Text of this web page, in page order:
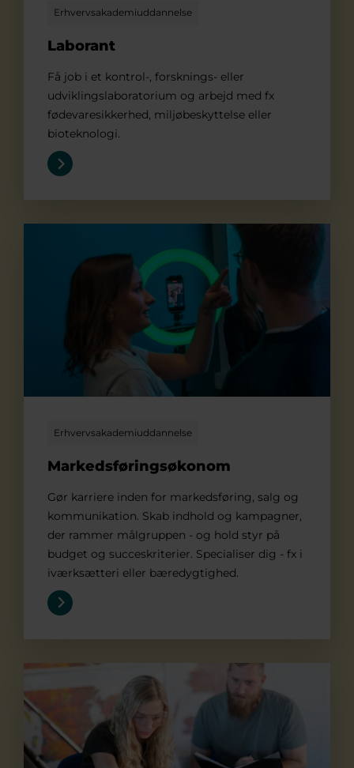
Erhvervsakademiuddannelse
Laborant
Få job i et kontrol-, forsknings- eller
udviklingslaboratorium og arbejd med fx
fødevaresikkerhed, miljøbeskyttelse eller
bioteknologi.
Erhvervsakademiuddannelse
Markedsføringsøkonom
Gør karriere inden for markedsføring, salg og
kommunikation. Skab indhold og kampagner,
der rammer målgruppen - og hold styr på
budget og succeskriterier. Specialiser dig - fx i
iværksætteri eller bæredygtighed.
Miljøteknolog